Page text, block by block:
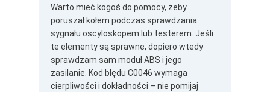
Warto mieć kogoś do pomocy, żeby
poruszał kołem podczas sprawdzania
sygnału oscyloskopem lub testerem. Jeśli
te elementy są sprawne, dopiero wtedy
sprawdzam sam moduł ABS i jego
zasilanie. Kod błędu C0046 wymaga
cierpliwości i dokładności – nie pomijaj